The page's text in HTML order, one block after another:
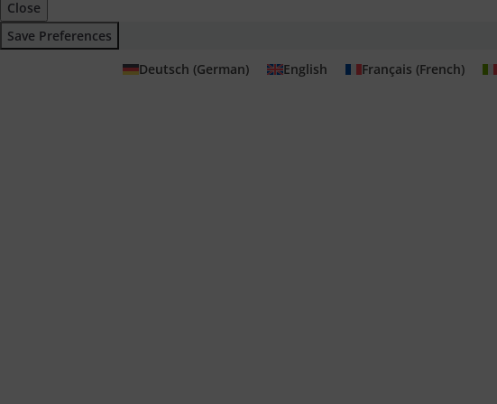
Close
Save Preferences
Deutsch (German) English Français (French)